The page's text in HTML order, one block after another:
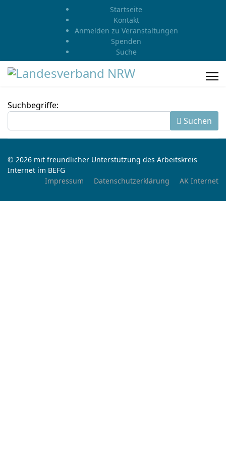
Startseite
Kontakt
Anmelden zu Veranstaltungen
Spenden
Suche
Suchformular
Suchbegriffe:
Suchen
© 2026 mit freundlicher Unterstützung des Arbeitskreis
Internet im BEFG
Impressum
Datenschutzerklärung AK Internet